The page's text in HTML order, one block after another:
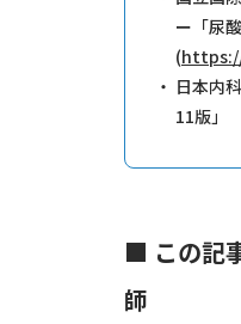
ー「尿
(
日本内
11版」
■ この記
師